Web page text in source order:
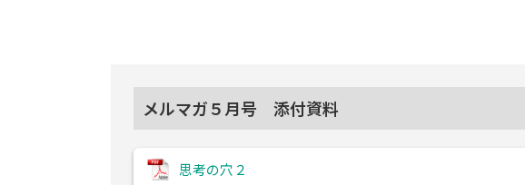
メルマガ５月号 添付資料
思考の穴２